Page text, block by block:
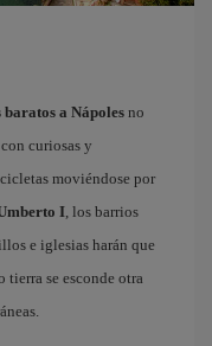
baratos a Nápoles no
curiosas y
moviéndose por
I, los barrios
e iglesias harán que
se esconde otra